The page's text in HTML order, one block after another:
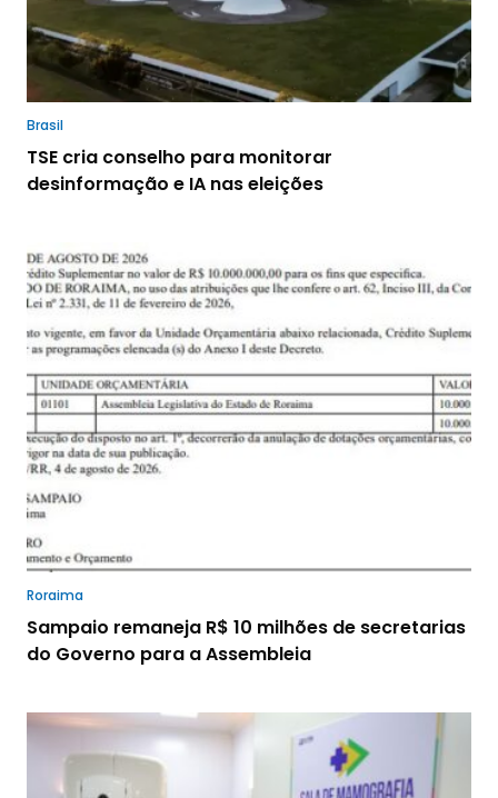
Brasil
TSE cria conselho para monitorar
desinformação e IA nas eleições
Roraima
Sampaio remaneja R$ 10 milhões de secretarias
do Governo para a Assembleia